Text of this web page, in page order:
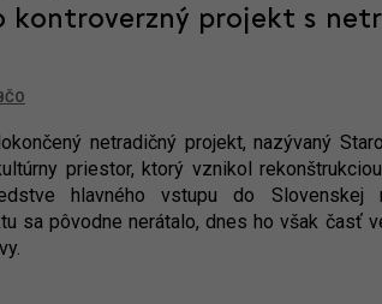
kontroverzný projekt s
netradičný projekt, nazývaný
priestor, ktorý vznikol
hlavného vstupu do Slovenskej
sa pôvodne nerátalo, dnes ho však časť